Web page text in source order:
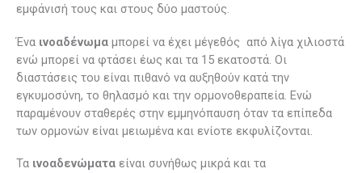
εμφάνισή τους και στους δύο μαστούς.
Ένα ινοαδένωμα μπορεί να έχει μέγεθός από λίγα χιλιοστά
ενώ μπορεί να φτάσει έως και τα 15 εκατοστά. Οι
διαστάσεις του είναι πιθανό να αυξηθούν κατά την
εγκυμοσύνη, το θηλασμό και την ορμονοθεραπεία. Ενώ
παραμένουν σταθερές στην εμμηνόπαυση όταν τα επίπεδα
των ορμονών είναι μειωμένα και ενίοτε εκφυλίζονται.
Τα ινοαδενώματα είναι συνήθως μικρά και τα